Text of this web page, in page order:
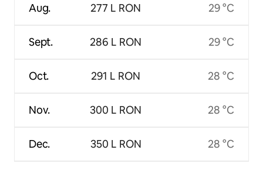
Aug.
Sept.
Oct.
Nov.
Dec.
277 L RON
286 L RON
291 L RON
300 L RON
350 L RON
29 °C
29 °C
28 °C
28 °C
28 °C